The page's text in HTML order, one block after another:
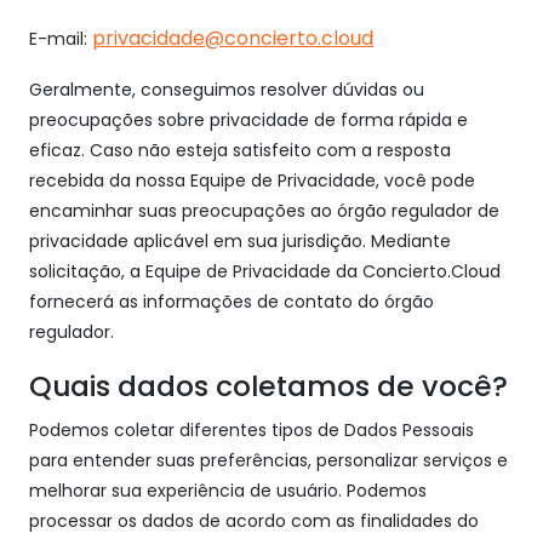
E-mail: privacidade@concierto.cloud
Geralmente, conseguimos resolver dúvidas ou
preocupações sobre privacidade de forma rápida e
eficaz. Caso não esteja satisfeito com a resposta
recebida da nossa Equipe de Privacidade, você pode
encaminhar suas preocupações ao órgão regulador de
privacidade aplicável em sua jurisdição. Mediante
solicitação, a Equipe de Privacidade da Concierto.Cloud
fornecerá as informações de contato do órgão
regulador.
Quais dados coletamos de você?
Podemos coletar diferentes tipos de Dados Pessoais
para entender suas preferências, personalizar serviços e
melhorar sua experiência de usuário. Podemos
processar os dados de acordo com as finalidades do